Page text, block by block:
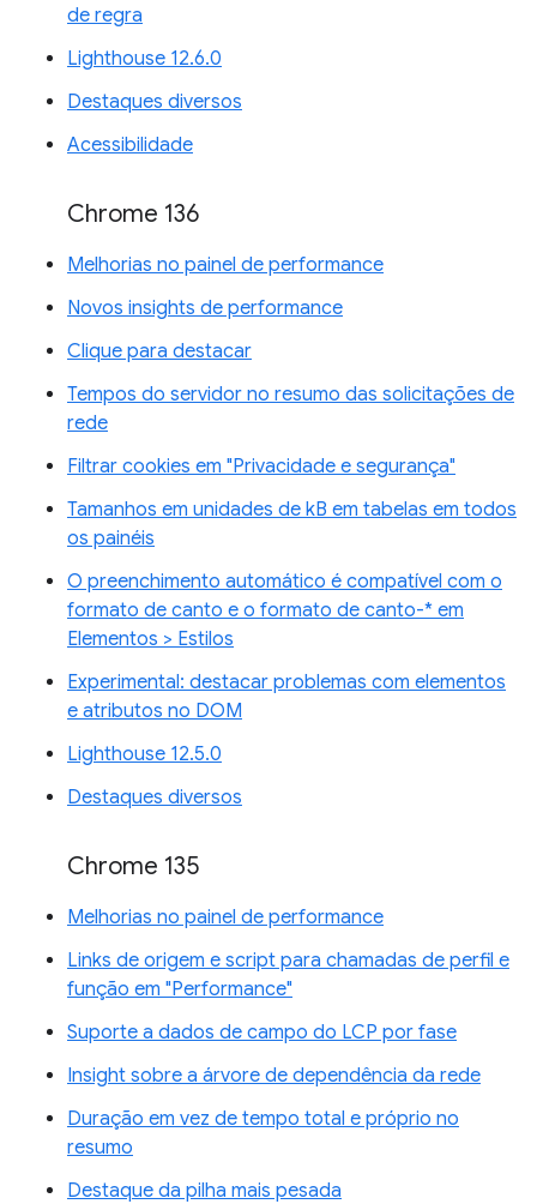
de regra
Lighthouse 12.6.0
Destaques diversos
Acessibilidade
Chrome 136
Melhorias no painel de performance
Novos insights de performance
Clique para destacar
Tempos do servidor no resumo das solicitações de
rede
Filtrar cookies em "Privacidade e segurança"
Tamanhos em unidades de kB em tabelas em todos
os painéis
O preenchimento automático é compatível com o
formato de canto e o formato de canto-* em
Elementos > Estilos
Experimental: destacar problemas com elementos
e atributos no DOM
Lighthouse 12.5.0
Destaques diversos
Chrome 135
Melhorias no painel de performance
Links de origem e script para chamadas de perfil e
função em "Performance"
Suporte a dados de campo do LCP por fase
Insight sobre a árvore de dependência da rede
Duração em vez de tempo total e próprio no
resumo
Destaque da pilha mais pesada